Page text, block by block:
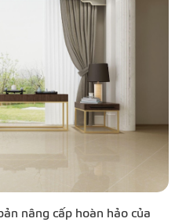
nâng cấp hoàn hảo của